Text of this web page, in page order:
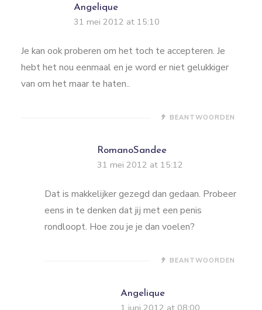
Angelique
31 mei 2012 at 15:10
Je kan ook proberen om het toch te accepteren. Je
hebt het nou eenmaal en je word er niet gelukkiger
van om het maar te haten..
BEANTWOORDEN
RomanoSandee
31 mei 2012 at 15:12
Dat is makkelijker gezegd dan gedaan. Probeer
eens in te denken dat jij met een penis
rondloopt. Hoe zou je je dan voelen?
BEANTWOORDEN
Angelique
1 juni 2012 at 08:00